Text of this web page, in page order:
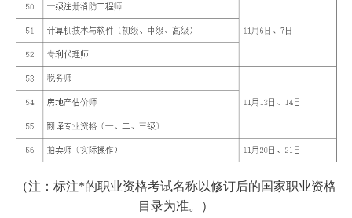
（注：标注*的职业资格考试名称以修订后的国家职业资格
目录为准。）